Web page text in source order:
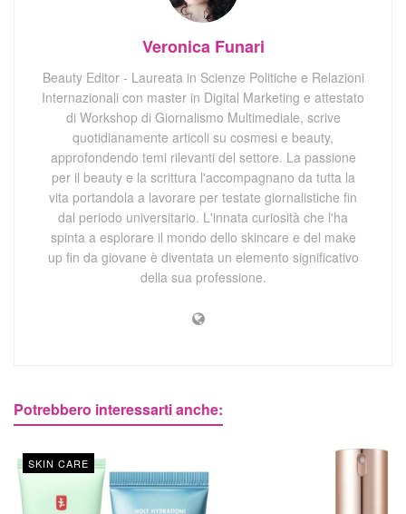
Veronica Funari
Beauty Editor - Laureata in Scienze Politiche e Relazioni
Internazionali con master in Digital Marketing e attestato
di Workshop di Giornalismo Multimediale, scrive
quotidianamente articoli su cosmesi e beauty,
approfondendo temi rilevanti del settore. La passione
per il beauty e la scrittura l'accompagnano da tutta la
vita portandola a lavorare per testate giornalistiche fin
dal periodo universitario. L'innata curiosità che l'ha
spinta a esplorare il mondo dello skincare e del make
up fin da giovane è diventata un elemento significativo
della sua professione.
Potrebbero interessarti anche:
SKIN CARE